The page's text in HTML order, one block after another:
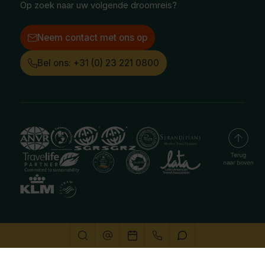
Op zoek naar uw volgende droomreis?
Neem contact met ons op
Bel ons: +31 (0) 23 221 0800